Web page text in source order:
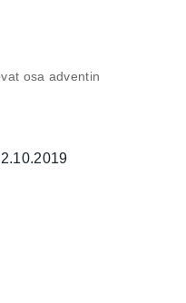
osa adventin